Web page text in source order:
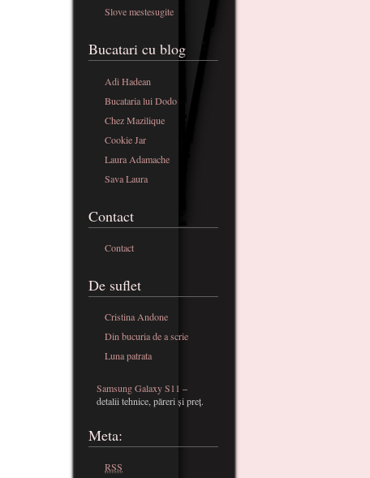
Slove mestesugite
Bucatari cu blog
Adi Hadean
Bucataria lui Dodo
Chez Mazilique
Cookie Jar
Laura Adamache
Sava Laura
Contact
Contact
De suflet
Cristina Andone
Din bucuria de a scrie
Luna patrata
Samsung Galaxy S11 –
detalii tehnice, păreri și preț.
Meta:
RSS